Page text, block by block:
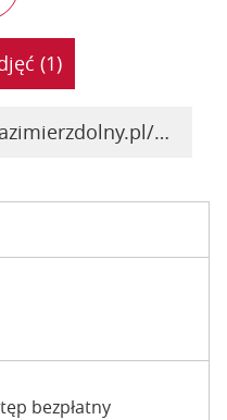
(1)
www.zabytkikazimierzdolny.pl/dla-zwiedzajacych.html
bezpłatny